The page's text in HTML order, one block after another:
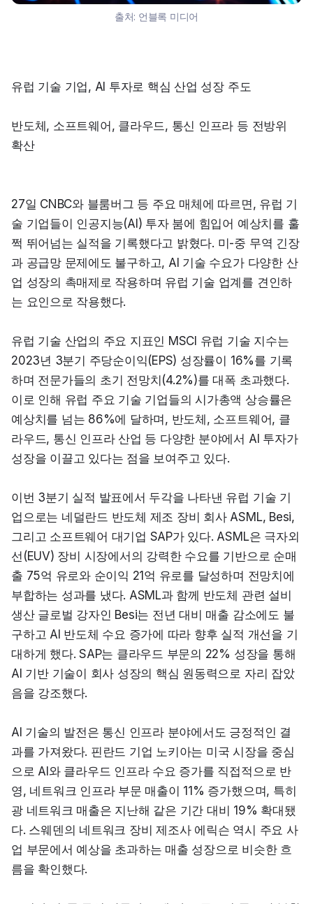
출처: 언블록 미디어
유럽 기술 기업, AI 투자로 핵심 산업 성장 주도
반도체, 소프트웨어, 클라우드, 통신 인프라 등 전방위
확산
27일 CNBC와 블룸버그 등 주요 매체에 따르면, 유럽 기
술 기업들이 인공지능(AI) 투자 붐에 힘입어 예상치를 훌
쩍 뛰어넘는 실적을 기록했다고 밝혔다. 미-중 무역 긴장
과 공급망 문제에도 불구하고, AI 기술 수요가 다양한 산
업 성장의 촉매제로 작용하며 유럽 기술 업계를 견인하
는 요인으로 작용했다.
유럽 기술 산업의 주요 지표인 MSCI 유럽 기술 지수는
2023년 3분기 주당순이익(EPS) 성장률이 16%를 기록
하며 전문가들의 초기 전망치(4.2%)를 대폭 초과했다.
이로 인해 유럽 주요 기술 기업들의 시가총액 상승률은
예상치를 넘는 86%에 달하며, 반도체, 소프트웨어, 클
라우드, 통신 인프라 산업 등 다양한 분야에서 AI 투자가
성장을 이끌고 있다는 점을 보여주고 있다.
이번 3분기 실적 발표에서 두각을 나타낸 유럽 기술 기
업으로는 네덜란드 반도체 제조 장비 회사 ASML, Besi,
그리고 소프트웨어 대기업 SAP가 있다. ASML은 극자외
선(EUV) 장비 시장에서의 강력한 수요를 기반으로 순매
출 75억 유로와 순이익 21억 유로를 달성하며 전망치에
부합하는 성과를 냈다. ASML과 함께 반도체 관련 설비
생산 글로벌 강자인 Besi는 전년 대비 매출 감소에도 불
구하고 AI 반도체 수요 증가에 따라 향후 실적 개선을 기
대하게 했다. SAP는 클라우드 부문의 22% 성장을 통해
AI 기반 기술이 회사 성장의 핵심 원동력으로 자리 잡았
음을 강조했다.
AI 기술의 발전은 통신 인프라 분야에서도 긍정적인 결
과를 가져왔다. 핀란드 기업 노키아는 미국 시장을 중심
으로 AI와 클라우드 인프라 수요 증가를 직접적으로 반
영, 네트워크 인프라 부문 매출이 11% 증가했으며, 특히
광 네트워크 매출은 지난해 같은 기간 대비 19% 확대됐
다. 스웨덴의 네트워크 장비 제조사 에릭슨 역시 주요 사
업 부문에서 예상을 초과하는 매출 성장으로 비슷한 흐
름을 확인했다.